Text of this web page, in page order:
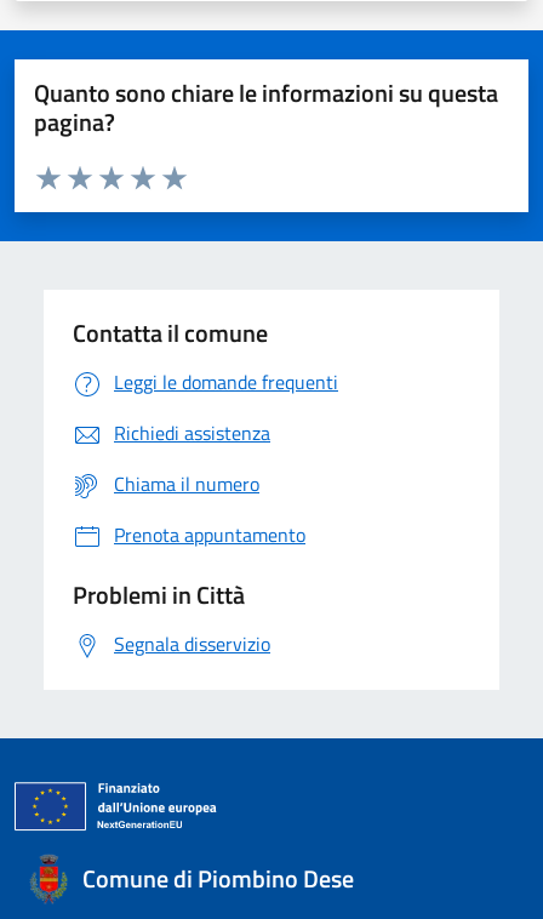
Quanto sono chiare le informazioni su questa
pagina?
Domanda
Valuta da 1 a 5 stelle la pagina
Valuta 5 stelle su 5
Valuta 4 stelle su 5
Valuta 3 stelle su 5
Valuta 2 stelle su 5
Valuta 1 stelle su 5
Contatta il comune
Leggi le domande frequenti
Richiedi assistenza
Chiama il numero
Prenota appuntamento
Problemi in Città
Segnala disservizio
Comune di Piombino Dese